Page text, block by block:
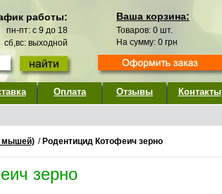
работы:
пн-пт: с 9 до 18
сб,вс: выходной
Ваша корзина:
Товаров: 0 шт.
На сумму: 0 грн
Оплата Отзывы Контакты
мышей) / Родентицид Котофеич зерно
зерно